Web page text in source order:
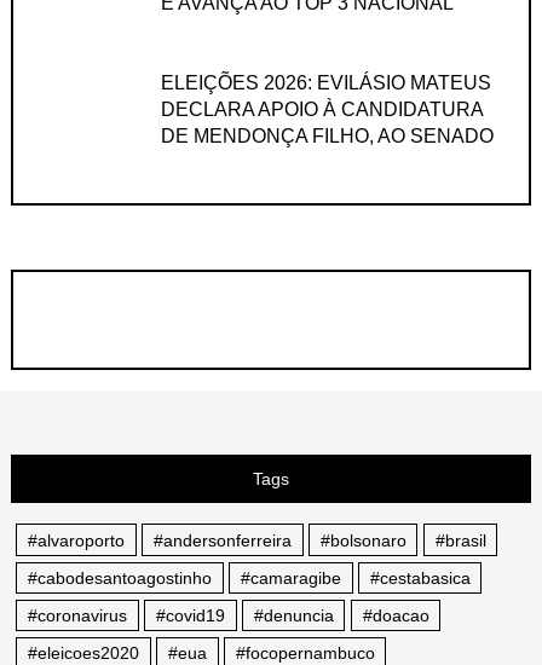
ELEIÇÕES 2026: EVILÁSIO MATEUS
DECLARA APOIO À CANDIDATURA
DE MENDONÇA FILHO, AO SENADO
Tags
#alvaroporto #andersonferreira #bolsonaro
#brasil
#cabodesantoagostinho
#camaragibe
#cestabasica
#coronavirus
#covid19 #denuncia
#doacao
#eleicoes2020
#eua
#focopernambuco